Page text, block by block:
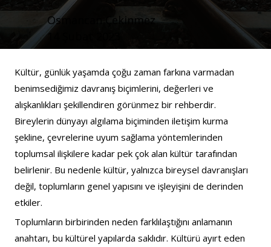
Osmancan Çekinmez
14 Şubat 2023
Kültür, günlük yaşamda çoğu zaman farkına varmadan
benimsediğimiz davranış biçimlerini, değerleri ve
alışkanlıkları şekillendiren görünmez bir rehberdir.
Bireylerin dünyayı algılama biçiminden iletişim kurma
şekline, çevrelerine uyum sağlama yöntemlerinden
toplumsal ilişkilere kadar pek çok alan kültür tarafından
belirlenir. Bu nedenle kültür, yalnızca bireysel davranışları
değil, toplumların genel yapısını ve işleyişini de derinden
etkiler.
Toplumların birbirinden neden farklılaştığını anlamanın
anahtarı, bu kültürel yapılarda saklıdır. Kültürü ayırt eden